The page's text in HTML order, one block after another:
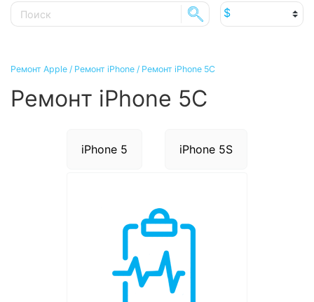
Ремонт Apple / Ремонт iPhone / Ремонт iPhone 5C
Ремонт iPhone 5C
iPhone 5 iPhone 5S